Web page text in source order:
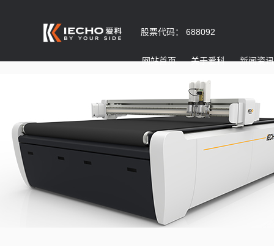
股票代码： 688092
网站首页 关于爱科 新闻资讯